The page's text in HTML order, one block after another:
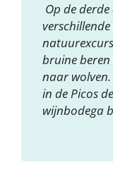
Op de
bruine
naar
in de Picos
wijnbodega